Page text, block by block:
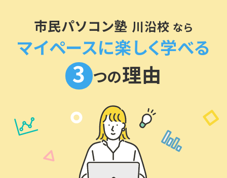
市民パソコン塾 川沿校 なら
マイペースに楽しく学べる
3 つの理由